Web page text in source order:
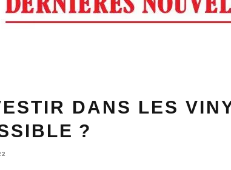
DANS LES
?